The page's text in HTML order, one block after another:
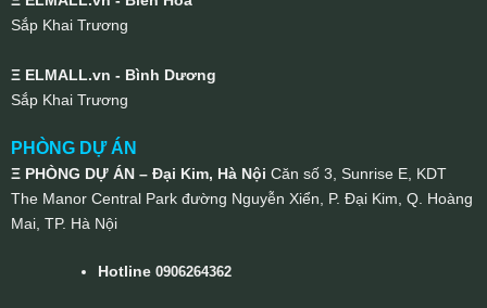
Sắp Khai Trương
Ξ ELMALL.vn - Bình Dương
Sắp Khai Trương
PHÒNG DỰ ÁN
Ξ PHÒNG DỰ ÁN – Đại Kim, Hà Nội Căn số 3, Sunrise E, KDT
The Manor Central Park đường Nguyễn Xiển, P. Đại Kim, Q. Hoàng
Mai, TP. Hà Nội
Hotline0906264362